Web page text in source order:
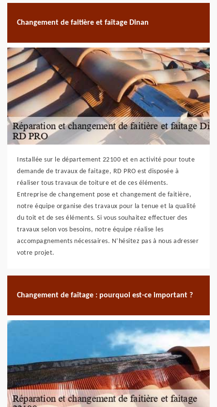
Changement de faitière et faîtage Dinan
Installée sur le département 22100 et en activité pour toute
demande de travaux de faitage, RD PRO est disposée à
réaliser tous travaux de toiture et de ces éléments.
Entreprise de changement pose et changement de faitière,
notre équipe organise des travaux pour la tenue et la qualité
du toit et de ses éléments. Si vous souhaitez effectuer des
travaux selon vos besoins, notre équipe réalise les
accompagnements nécessaires. N’hésitez pas à nous adresser
votre projet.
Changement de faîtage : pourquoi est-ce important ?